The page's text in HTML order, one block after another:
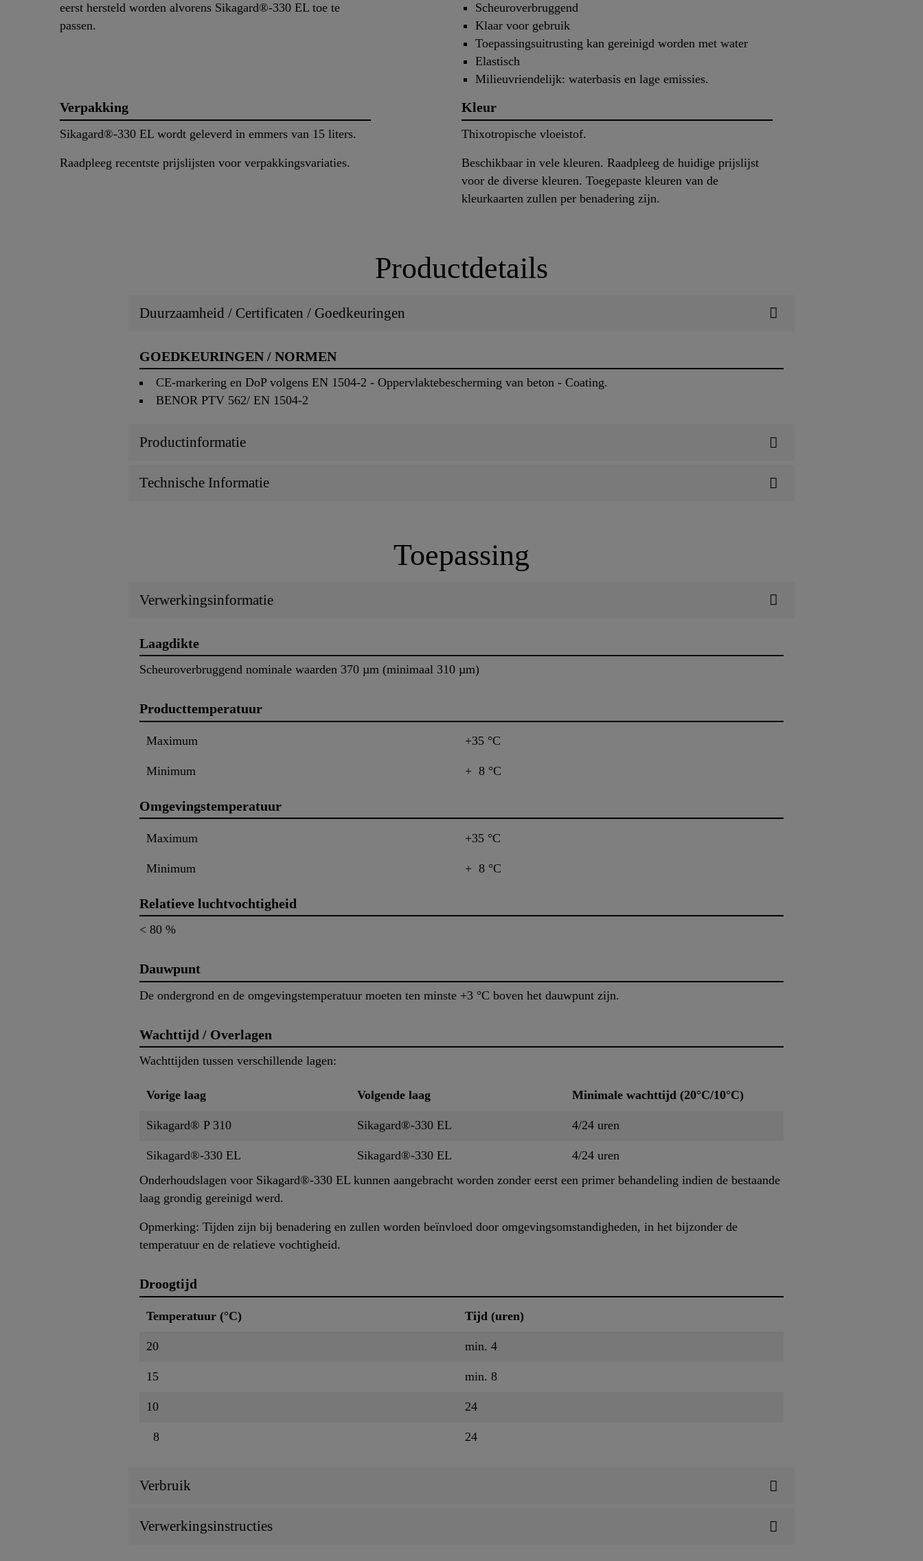
eerst hersteld worden alvorens Sikagard®-330 EL toe te
passen.
Scheuroverbruggend
Klaar voor gebruik
Toepassingsuitrusting kan gereinigd worden met water
Elastisch
Milieuvriendelijk: waterbasis en lage emissies.
Verpakking
Sikagard®-330 EL wordt geleverd in emmers van 15 liters.
Raadpleeg recentste prijslijsten voor verpakkingsvariaties.
Kleur
Thixotropische vloeistof.
Beschikbaar in vele kleuren. Raadpleeg de huidige prijslijst
voor de diverse kleuren. Toegepaste kleuren van de
kleurkaarten zullen per benadering zijn.
Productdetails
Duurzaamheid / Certificaten / Goedkeuringen
GOEDKEURINGEN / NORMEN
CE-markering en DoP volgens EN 1504-2 - Oppervlaktebescherming van beton - Coating.
BENOR PTV 562/ EN 1504-2
Productinformatie
Technische Informatie
Toepassing
Verwerkingsinformatie
Laagdikte
Scheuroverbruggend nominale waarden 370 µm (minimaal 310 µm)
Producttemperatuur
Maximum +35 °C
Minimum + 8 °C
Omgevingstemperatuur
Maximum +35 °C
Minimum + 8 °C
Relatieve luchtvochtigheid
< 80 %
Dauwpunt
De ondergrond en de omgevingstemperatuur moeten ten minste +3 °C boven het dauwpunt zijn.
Wachttijd / Overlagen
Wachttijden tussen verschillende lagen:
Vorige laag Volgende laag Minimale wachttijd (20°C/10°C)
Sikagard® P 310 Sikagard®-330 EL 4/24 uren
Sikagard®-330 EL Sikagard®-330 EL
4/24 uren
Onderhoudslagen voor Sikagard®-330 EL kunnen aangebracht worden zonder eerst een primer behandeling indien de bestaande
laag grondig gereinigd werd.
Opmerking: Tijden zijn bij benadering en zullen worden beïnvloed door omgevingsomstandigheden, in het bijzonder de
temperatuur en de relatieve vochtigheid.
Droogtijd
Temperatuur (°C) Tijd (uren)
20 min. 4
15 min. 8
10 24
8 24
Verbruik
Verwerkingsinstructies